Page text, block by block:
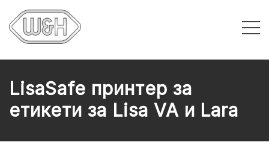
LisaSafe принтер за
етикети за Lisa VA и Lara